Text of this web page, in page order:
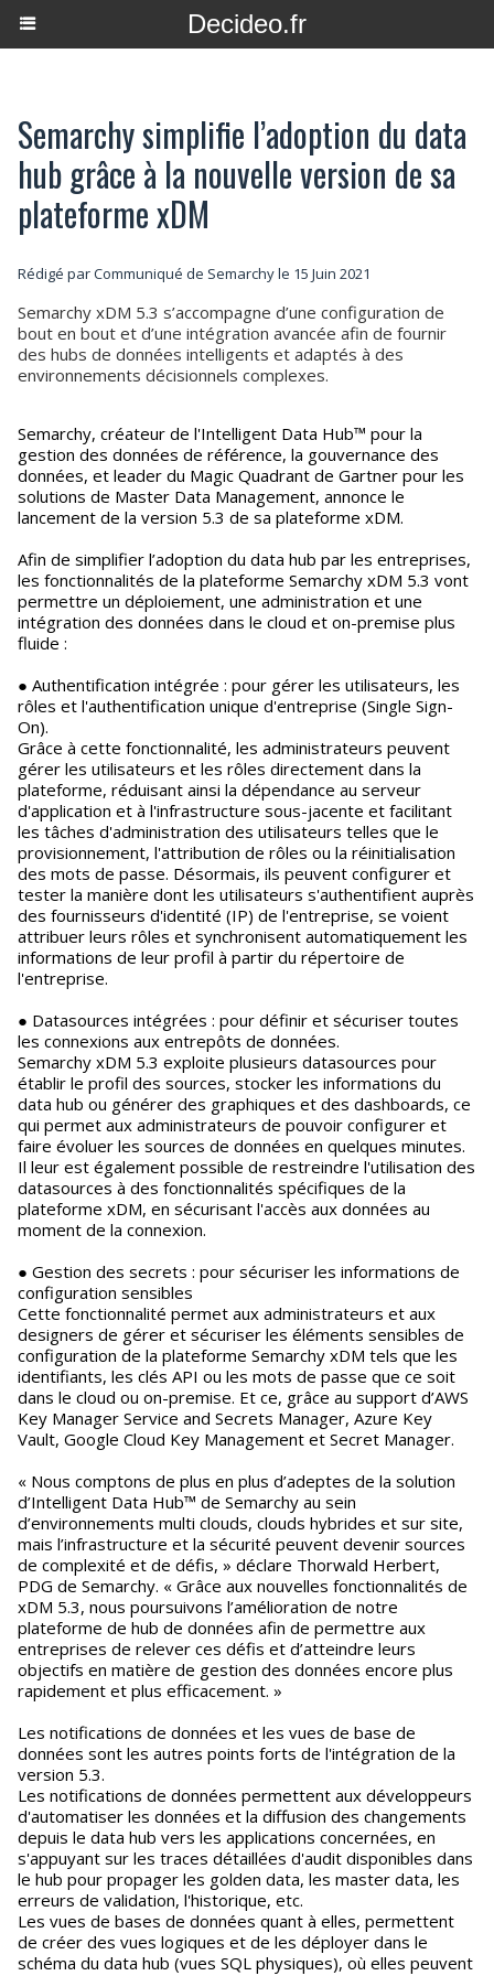
Decideo.fr
Semarchy simplifie l’adoption du data
hub grâce à la nouvelle version de sa
plateforme xDM
Rédigé par Communiqué de Semarchy le 15 Juin 2021
Semarchy xDM 5.3 s’accompagne d’une configuration de
bout en bout et d’une intégration avancée afin de fournir
des hubs de données intelligents et adaptés à des
environnements décisionnels complexes.
Semarchy, créateur de l'Intelligent Data Hub™ pour la
gestion des données de référence, la gouvernance des
données, et leader du Magic Quadrant de Gartner pour les
solutions de Master Data Management, annonce le
lancement de la version 5.3 de sa plateforme xDM.
Afin de simplifier l’adoption du data hub par les entreprises,
les fonctionnalités de la plateforme Semarchy xDM 5.3 vont
permettre un déploiement, une administration et une
intégration des données dans le cloud et on-premise plus
fluide :
● Authentification intégrée : pour gérer les utilisateurs, les
rôles et l'authentification unique d'entreprise (Single Sign-
On).
Grâce à cette fonctionnalité, les administrateurs peuvent
gérer les utilisateurs et les rôles directement dans la
plateforme, réduisant ainsi la dépendance au serveur
d'application et à l'infrastructure sous-jacente et facilitant
les tâches d'administration des utilisateurs telles que le
provisionnement, l'attribution de rôles ou la réinitialisation
des mots de passe. Désormais, ils peuvent configurer et
tester la manière dont les utilisateurs s'authentifient auprès
des fournisseurs d'identité (IP) de l'entreprise, se voient
attribuer leurs rôles et synchronisent automatiquement les
informations de leur profil à partir du répertoire de
l'entreprise.
● Datasources intégrées : pour définir et sécuriser toutes
les connexions aux entrepôts de données.
Semarchy xDM 5.3 exploite plusieurs datasources pour
établir le profil des sources, stocker les informations du
data hub ou générer des graphiques et des dashboards, ce
qui permet aux administrateurs de pouvoir configurer et
faire évoluer les sources de données en quelques minutes.
Il leur est également possible de restreindre l'utilisation des
datasources à des fonctionnalités spécifiques de la
plateforme xDM, en sécurisant l'accès aux données au
moment de la connexion.
● Gestion des secrets : pour sécuriser les informations de
configuration sensibles
Cette fonctionnalité permet aux administrateurs et aux
designers de gérer et sécuriser les éléments sensibles de
configuration de la plateforme Semarchy xDM tels que les
identifiants, les clés API ou les mots de passe que ce soit
dans le cloud ou on-premise. Et ce, grâce au support d’AWS
Key Manager Service and Secrets Manager, Azure Key
Vault, Google Cloud Key Management et Secret Manager.
« Nous comptons de plus en plus d’adeptes de la solution
d’Intelligent Data Hub™ de Semarchy au sein
d’environnements multi clouds, clouds hybrides et sur site,
mais l’infrastructure et la sécurité peuvent devenir sources
de complexité et de défis, » déclare Thorwald Herbert,
PDG de Semarchy. « Grâce aux nouvelles fonctionnalités de
xDM 5.3, nous poursuivons l’amélioration de notre
plateforme de hub de données afin de permettre aux
entreprises de relever ces défis et d’atteindre leurs
objectifs en matière de gestion des données encore plus
rapidement et plus efficacement. »
Les notifications de données et les vues de base de
données sont les autres points forts de l'intégration de la
version 5.3.
Les notifications de données permettent aux développeurs
d'automatiser les données et la diffusion des changements
depuis le data hub vers les applications concernées, en
s'appuyant sur les traces détaillées d'audit disponibles dans
le hub pour propager les golden data, les master data, les
erreurs de validation, l'historique, etc.
Les vues de bases de données quant à elles, permettent
de créer des vues logiques et de les déployer dans le
schéma du data hub (vues SQL physiques), où elles peuvent